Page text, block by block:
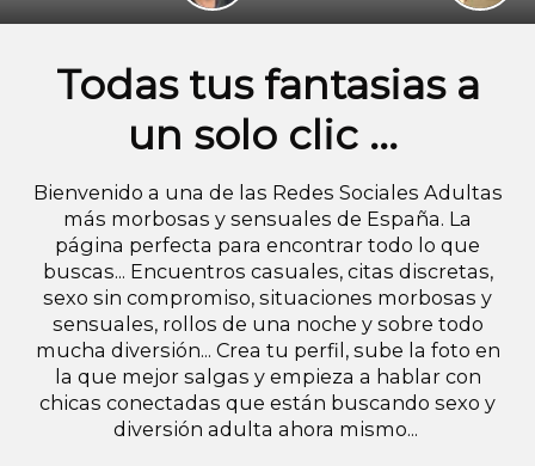
Todas tus fantasias a
un solo clic ...
Bienvenido a una de las Redes Sociales Adultas
más morbosas y sensuales de España. La
página perfecta para encontrar todo lo que
buscas... Encuentros casuales, citas discretas,
sexo sin compromiso, situaciones morbosas y
sensuales, rollos de una noche y sobre todo
mucha diversión... Crea tu perfil, sube la foto en
la que mejor salgas y empieza a hablar con
chicas conectadas que están buscando sexo y
diversión adulta ahora mismo...